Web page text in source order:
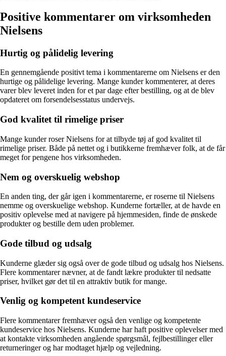
Positive kommentarer om virksomheden
Nielsens
Hurtig og pålidelig levering
En gennemgående positivt tema i kommentarerne om Nielsens er den
hurtige og pålidelige levering. Mange kunder kommenterer, at deres
varer blev leveret inden for et par dage efter bestilling, og at de blev
opdateret om forsendelsesstatus undervejs.
God kvalitet til rimelige priser
Mange kunder roser Nielsens for at tilbyde tøj af god kvalitet til
rimelige priser. Både på nettet og i butikkerne fremhæver folk, at de får
meget for pengene hos virksomheden.
Nem og overskuelig webshop
En anden ting, der går igen i kommentarerne, er roserne til Nielsens
nemme og overskuelige webshop. Kunderne fortæller, at de havde en
positiv oplevelse med at navigere på hjemmesiden, finde de ønskede
produkter og bestille dem uden problemer.
Gode tilbud og udsalg
Kunderne glæder sig også over de gode tilbud og udsalg hos Nielsens.
Flere kommentarer nævner, at de fandt lækre produkter til nedsatte
priser, hvilket gør det til en attraktiv butik for mange.
Venlig og kompetent kundeservice
Flere kommentarer fremhæver også den venlige og kompetente
kundeservice hos Nielsens. Kunderne har haft positive oplevelser med
at kontakte virksomheden angående spørgsmål, fejlbestillinger eller
returneringer og har modtaget hjælp og vejledning.